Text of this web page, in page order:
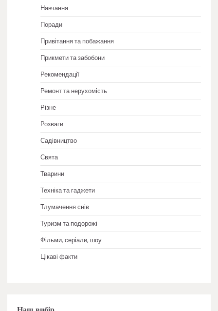
Навчання
Поради
Привітання та побажання
Прикмети та забобони
Рекомендації
Ремонт та нерухомість
Різне
Розваги
Садівництво
Свята
Тварини
Техніка та гаджети
Тлумачення снів
Туризм та подорожі
Фільми, серіали, шоу
Цікаві факти